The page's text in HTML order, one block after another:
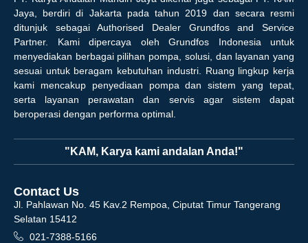
Jaya, berdiri di Jakarta pada tahun 2019 dan secara resmi
ditunjuk sebagai Authorised Dealer Grundfos and Service
Partner. Kami dipercaya oleh Grundfos Indonesia untuk
menyediakan berbagai pilihan pompa, solusi, dan layanan yang
sesuai untuk beragam kebutuhan industri. Ruang lingkup kerja
kami mencakup penyediaan pompa dan sistem yang tepat,
serta layanan perawatan dan servis agar sistem dapat
beroperasi dengan performa optimal.
"KAM, Karya kami andalan Anda!"
Contact Us
Jl. Pahlawan No. 45 Kav.2 Rempoa, Ciputat Timur Tangerang
Selatan 15412
021-7388-5166